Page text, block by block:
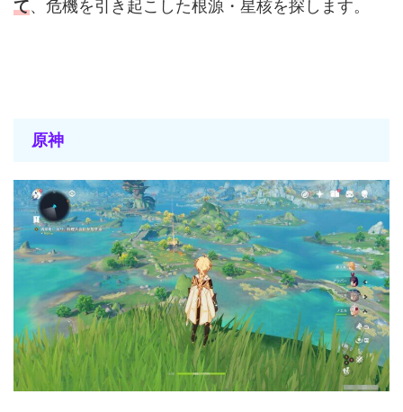
て、危機を引き起こした根源・星核を探します。
原神